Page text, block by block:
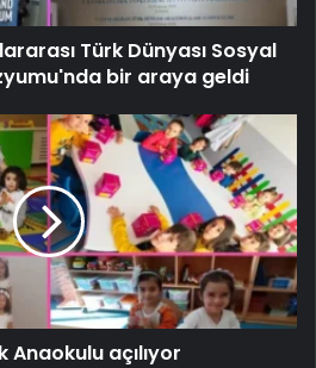
Türk Dünyası Sosyal
bir araya geldi
Anaokulu açılıyor